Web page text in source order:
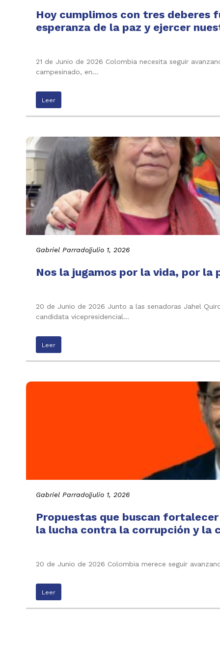
Hoy cumplimos con tres deberes
esperanza de la paz y ejercer
21 de Junio de 2026 Colombia necesita seguir
campesinado, en…
Leer
Gabriel Parrado|julio 1, 2026
Nos la jugamos por la vida, por
20 de Junio de 2026 Junto a las senadoras Jahel
candidata vicepresidencial…
Leer
Gabriel Parrado|julio 1, 2026
Propuestas que buscan
la lucha contra la corrupción y la
20 de Junio de 2026 Colombia merece seguir
Leer